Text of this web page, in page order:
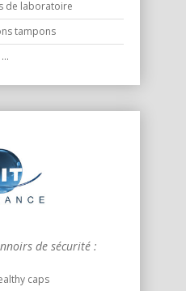
de laboratoire
tampons
...
de sécurité :
caps